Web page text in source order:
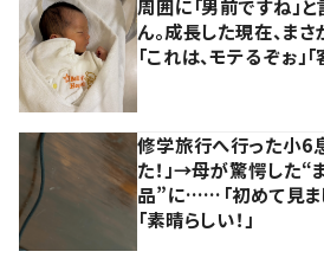
周囲に「男前ですね」
ん。成長した現在、ま
「これは、モテるぞぉ」
修学旅行へ行った小6
た！」→母が驚愕した“
品”に……「初めて見まし
「素晴らしい！」